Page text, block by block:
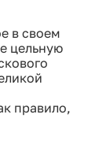
в своем
цельную
правило,